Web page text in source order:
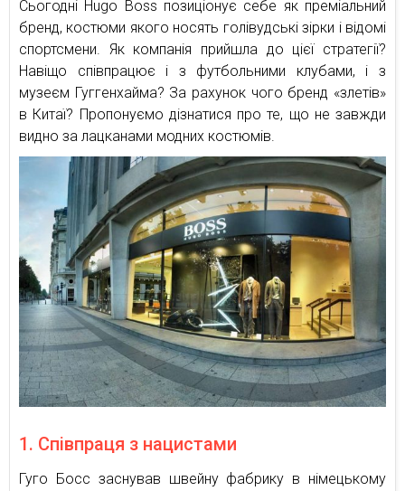
Сьогодні Hugo Boss позиціонує себе як преміальний
бренд, костюми якого носять голівудські зірки і відомі
спортсмени. Як компанія прийшла до цієї стратегії?
Навіщо співпрацює і з футбольними клубами, і з
музеєм Гуггенхайма? За рахунок чого бренд «злетів»
в Китаї? Пропонуємо дізнатися про те, що не завжди
видно за лацканами модних костюмів.
1. Співпраця з нацистами
Гуго Босс заснував швейну фабрику в німецькому